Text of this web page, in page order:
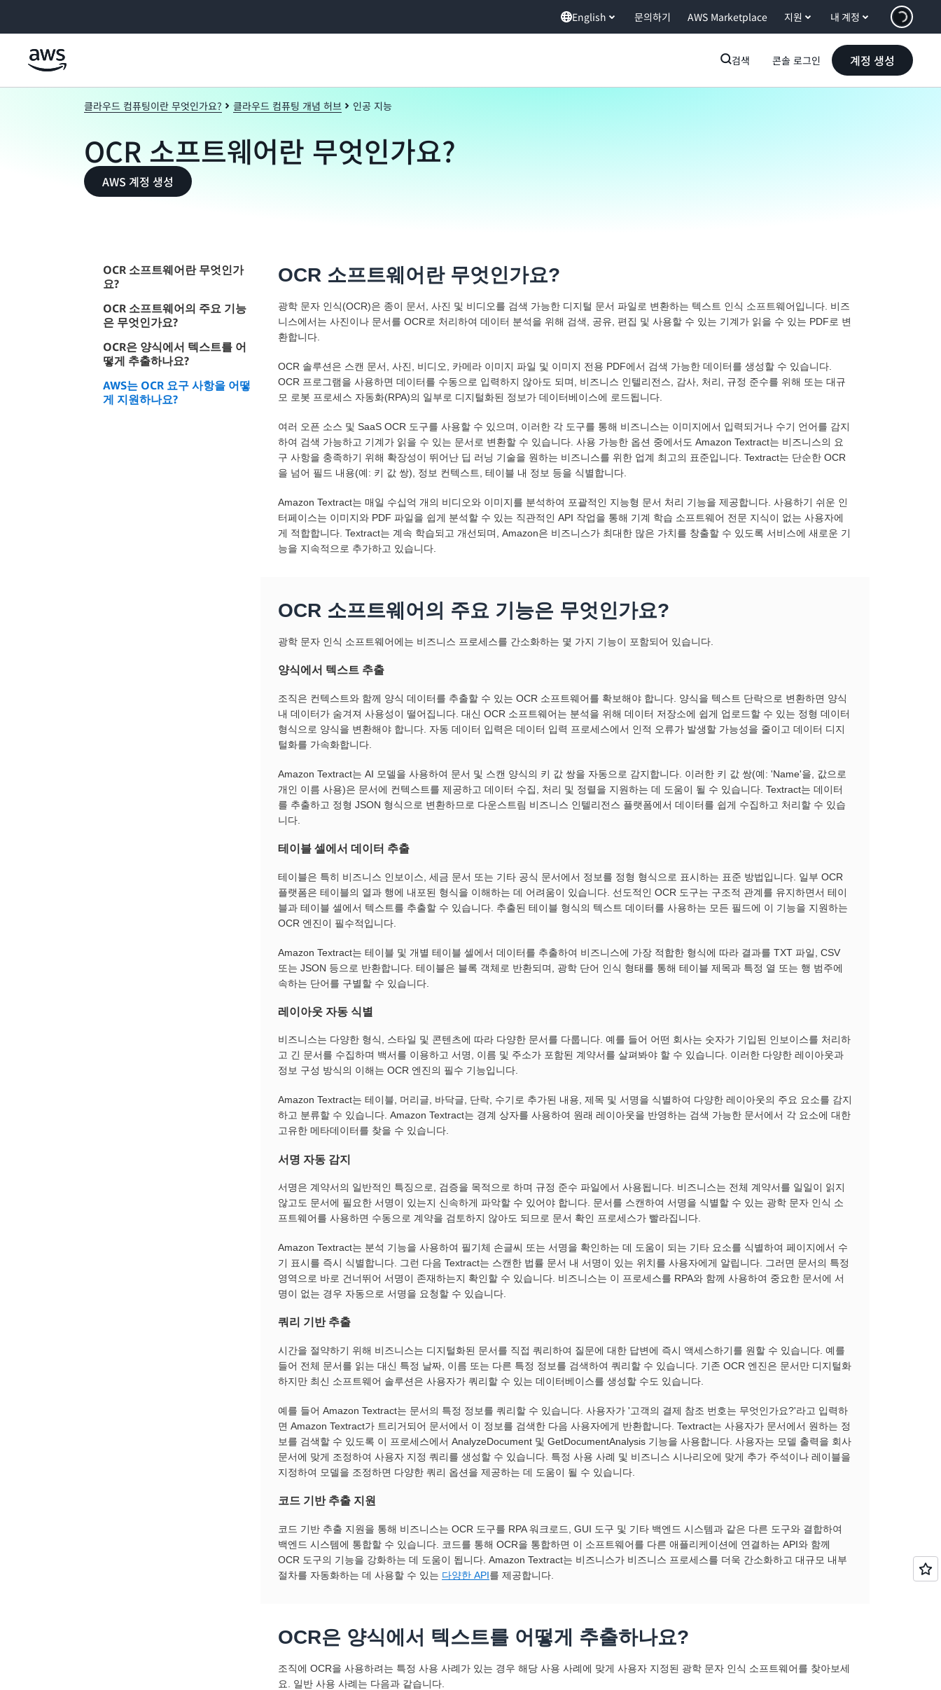
English 문의하기 AWS Marketplace 지원 내 계정
검색 콘솔 로그인 계정 생성
클라우드 컴퓨팅이란 무엇인가요? 클라우드 컴퓨팅 개념 허브 인공 지능
OCR 소프트웨어란 무엇인가요?
AWS 계정 생성
OCR 소프트웨어란 무엇인가
요?
OCR 소프트웨어의 주요 기능
은 무엇인가요?
OCR은 양식에서 텍스트를 어
떻게 추출하나요?
AWS는 OCR 요구 사항을 어떻
게 지원하나요?
OCR 소프트웨어란 무엇인가요?
광학 문자 인식(OCR)은 종이 문서, 사진 및 비디오를 검색 가능한 디지털 문서 파일로 변환하는 텍스트 인식 소프트웨어입니다. 비즈
니스에서는 사진이나 문서를 OCR로 처리하여 데이터 분석을 위해 검색, 공유, 편집 및 사용할 수 있는 기계가 읽을 수 있는 PDF로 변
환합니다.
OCR 솔루션은 스캔 문서, 사진, 비디오, 카메라 이미지 파일 및 이미지 전용 PDF에서 검색 가능한 데이터를 생성할 수 있습니다.
OCR 프로그램을 사용하면 데이터를 수동으로 입력하지 않아도 되며, 비즈니스 인텔리전스, 감사, 처리, 규정 준수를 위해 또는 대규
모 로봇 프로세스 자동화(RPA)의 일부로 디지털화된 정보가 데이터베이스에 로드됩니다.
여러 오픈 소스 및 SaaS OCR 도구를 사용할 수 있으며, 이러한 각 도구를 통해 비즈니스는 이미지에서 입력되거나 수기 언어를 감지
하여 검색 가능하고 기계가 읽을 수 있는 문서로 변환할 수 있습니다. 사용 가능한 옵션 중에서도 Amazon Textract는 비즈니스의 요
구 사항을 충족하기 위해 확장성이 뛰어난 딥 러닝 기술을 원하는 비즈니스를 위한 업계 최고의 표준입니다. Textract는 단순한 OCR
을 넘어 필드 내용(예: 키 값 쌍), 정보 컨텍스트, 테이블 내 정보 등을 식별합니다.
Amazon Textract는 매일 수십억 개의 비디오와 이미지를 분석하여 포괄적인 지능형 문서 처리 기능을 제공합니다. 사용하기 쉬운 인
터페이스는 이미지와 PDF 파일을 쉽게 분석할 수 있는 직관적인 API 작업을 통해 기계 학습 소프트웨어 전문 지식이 없는 사용자에
게 적합합니다. Textract는 계속 학습되고 개선되며, Amazon은 비즈니스가 최대한 많은 가치를 창출할 수 있도록 서비스에 새로운 기
능을 지속적으로 추가하고 있습니다.
OCR 소프트웨어의 주요 기능은 무엇인가요?
광학 문자 인식 소프트웨어에는 비즈니스 프로세스를 간소화하는 몇 가지 기능이 포함되어 있습니다.
양식에서 텍스트 추출
조직은 컨텍스트와 함께 양식 데이터를 추출할 수 있는 OCR 소프트웨어를 확보해야 합니다. 양식을 텍스트 단락으로 변환하면 양식
내 데이터가 숨겨져 사용성이 떨어집니다. 대신 OCR 소프트웨어는 분석을 위해 데이터 저장소에 쉽게 업로드할 수 있는 정형 데이터
형식으로 양식을 변환해야 합니다. 자동 데이터 입력은 데이터 입력 프로세스에서 인적 오류가 발생할 가능성을 줄이고 데이터 디지
털화를 가속화합니다.
Amazon Textract는 AI 모델을 사용하여 문서 및 스캔 양식의 키 값 쌍을 자동으로 감지합니다. 이러한 키 값 쌍(예: 'Name'을, 값으로
개인 이름 사용)은 문서에 컨텍스트를 제공하고 데이터 수집, 처리 및 정렬을 지원하는 데 도움이 될 수 있습니다. Textract는 데이터
를 추출하고 정형 JSON 형식으로 변환하므로 다운스트림 비즈니스 인텔리전스 플랫폼에서 데이터를 쉽게 수집하고 처리할 수 있습
니다.
테이블 셀에서 데이터 추출
테이블은 특히 비즈니스 인보이스, 세금 문서 또는 기타 공식 문서에서 정보를 정형 형식으로 표시하는 표준 방법입니다. 일부 OCR
플랫폼은 테이블의 열과 행에 내포된 형식을 이해하는 데 어려움이 있습니다. 선도적인 OCR 도구는 구조적 관계를 유지하면서 테이
블과 테이블 셀에서 텍스트를 추출할 수 있습니다. 추출된 테이블 형식의 텍스트 데이터를 사용하는 모든 필드에 이 기능을 지원하는
OCR 엔진이 필수적입니다.
Amazon Textract는 테이블 및 개별 테이블 셀에서 데이터를 추출하여 비즈니스에 가장 적합한 형식에 따라 결과를 TXT 파일, CSV
또는 JSON 등으로 반환합니다. 테이블은 블록 객체로 반환되며, 광학 단어 인식 형태를 통해 테이블 제목과 특정 열 또는 행 범주에
속하는 단어를 구별할 수 있습니다.
레이아웃 자동 식별
비즈니스는 다양한 형식, 스타일 및 콘텐츠에 따라 다양한 문서를 다룹니다. 예를 들어 어떤 회사는 숫자가 기입된 인보이스를 처리하
고 긴 문서를 수집하며 백서를 이용하고 서명, 이름 및 주소가 포함된 계약서를 살펴봐야 할 수 있습니다. 이러한 다양한 레이아웃과
정보 구성 방식의 이해는 OCR 엔진의 필수 기능입니다.
Amazon Textract는 테이블, 머리글, 바닥글, 단락, 수기로 추가된 내용, 제목 및 서명을 식별하여 다양한 레이아웃의 주요 요소를 감지
하고 분류할 수 있습니다. Amazon Textract는 경계 상자를 사용하여 원래 레이아웃을 반영하는 검색 가능한 문서에서 각 요소에 대한
고유한 메타데이터를 찾을 수 있습니다.
서명 자동 감지
서명은 계약서의 일반적인 특징으로, 검증을 목적으로 하며 규정 준수 파일에서 사용됩니다. 비즈니스는 전체 계약서를 일일이 읽지
않고도 문서에 필요한 서명이 있는지 신속하게 파악할 수 있어야 합니다. 문서를 스캔하여 서명을 식별할 수 있는 광학 문자 인식 소
프트웨어를 사용하면 수동으로 계약을 검토하지 않아도 되므로 문서 확인 프로세스가 빨라집니다.
Amazon Textract는 분석 기능을 사용하여 필기체 손글씨 또는 서명을 확인하는 데 도움이 되는 기타 요소를 식별하여 페이지에서 수
기 표시를 즉시 식별합니다. 그런 다음 Textract는 스캔한 법률 문서 내 서명이 있는 위치를 사용자에게 알립니다. 그러면 문서의 특정
영역으로 바로 건너뛰어 서명이 존재하는지 확인할 수 있습니다. 비즈니스는 이 프로세스를 RPA와 함께 사용하여 중요한 문서에 서
명이 없는 경우 자동으로 서명을 요청할 수 있습니다.
쿼리 기반 추출
시간을 절약하기 위해 비즈니스는 디지털화된 문서를 직접 쿼리하여 질문에 대한 답변에 즉시 액세스하기를 원할 수 있습니다. 예를
들어 전체 문서를 읽는 대신 특정 날짜, 이름 또는 다른 특정 정보를 검색하여 쿼리할 수 있습니다. 기존 OCR 엔진은 문서만 디지털화
하지만 최신 소프트웨어 솔루션은 사용자가 쿼리할 수 있는 데이터베이스를 생성할 수도 있습니다.
예를 들어 Amazon Textract는 문서의 특정 정보를 쿼리할 수 있습니다. 사용자가 '고객의 결제 참조 번호는 무엇인가요?'라고 입력하
면 Amazon Textract가 트리거되어 문서에서 이 정보를 검색한 다음 사용자에게 반환합니다. Textract는 사용자가 문서에서 원하는 정
보를 검색할 수 있도록 이 프로세스에서 AnalyzeDocument 및 GetDocumentAnalysis 기능을 사용합니다. 사용자는 모델 출력을 회사
문서에 맞게 조정하여 사용자 지정 쿼리를 생성할 수 있습니다. 특정 사용 사례 및 비즈니스 시나리오에 맞게 추가 주석이나 레이블을
지정하여 모델을 조정하면 다양한 쿼리 옵션을 제공하는 데 도움이 될 수 있습니다.
코드 기반 추출 지원
코드 기반 추출 지원을 통해 비즈니스는 OCR 도구를 RPA 워크로드, GUI 도구 및 기타 백엔드 시스템과 같은 다른 도구와 결합하여
백엔드 시스템에 통합할 수 있습니다. 코드를 통해 OCR을 통합하면 이 소프트웨어를 다른 애플리케이션에 연결하는 API와 함께
OCR 도구의 기능을 강화하는 데 도움이 됩니다. Amazon Textract는 비즈니스가 비즈니스 프로세스를 더욱 간소화하고 대규모 내부
절차를 자동화하는 데 사용할 수 있는 다양한 API를 제공합니다.
OCR은 양식에서 텍스트를 어떻게 추출하나요?
조직에 OCR을 사용하려는 특정 사용 사례가 있는 경우 해당 사용 사례에 맞게 사용자 지정된 광학 문자 인식 소프트웨어를 찾아보세
요. 일반 사용 사례는 다음과 같습니다.